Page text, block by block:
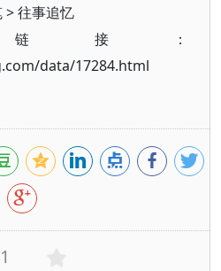
>往事追忆
接：
data/17284.html
1